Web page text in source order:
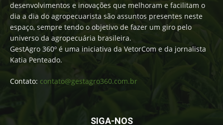
desenvolvimentos e inovações que melhoram e facilitam o
dia a dia do agropecuarista são assuntos presentes neste
espaço, sempre tendo o objetivo de fazer um giro pelo
universo da agropecuária brasileira.
GestAgro 360º é uma iniciativa da VetorCom e da jornalista
Katia Penteado.
Contato: contato@gestagro360.com.br
SIGA-NOS